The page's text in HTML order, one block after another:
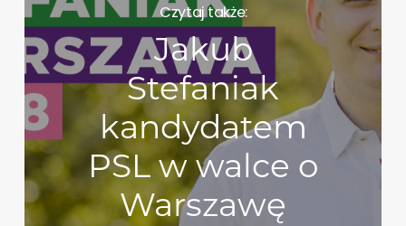
Czytaj także:
Jakub
Stefaniak
kandydatem
PSL w walce o
Warszawę